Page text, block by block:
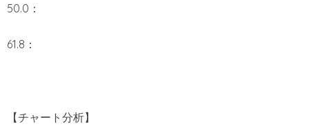
50.0：
61.8：
【チャート分析】